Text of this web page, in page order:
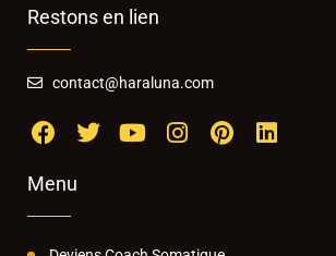
Restons en lien
contact@haraluna.com
Menu